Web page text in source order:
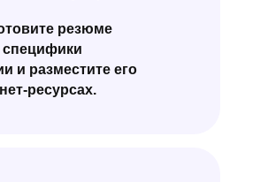
резюме
специфики
и разместите его
ресурсах.